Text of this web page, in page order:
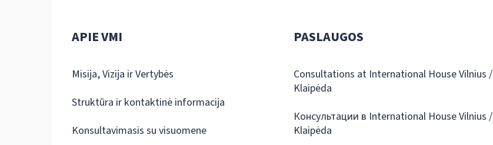
APIE VMI
Misija, Vizija ir Vertybės
Struktūra ir kontaktinė informacija
Konsultavimasis su visuomene
PASLAUGOS
Consultations at International House Vilnius /
Klaipėda
Консультации в International House Vilnius /
Klaipėda